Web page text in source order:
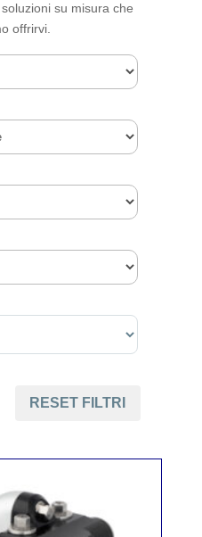
su misura che
offrirvi.
RESET FILTRI